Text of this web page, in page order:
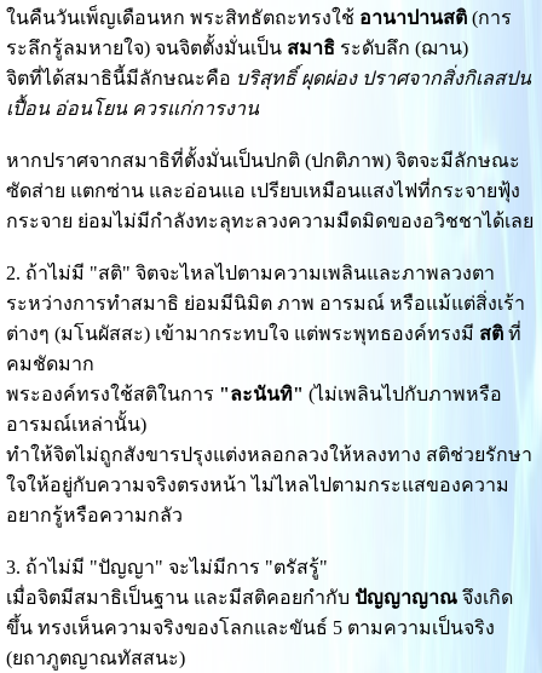
ในคืนวันเพ็ญเดือนหก พระสิทธัตถะทรงใช้ อานาปานสติ(การ
ระลึกรู้ลมหายใจ) จนจิตตั้งมั่นเป็น สมาธิระดับลึก (ฌาน)
จิตที่ได้สมาธินี้มีลักษณะคือ บริสุทธิ์ ผุดผ่อง ปราศจากสิ่งกิเลสปน
เปื้อน อ่อนโยน ควรแก่การงาน
หากปราศจากสมาธิที่ตั้งมั่นเป็นปกติ (ปกติภาพ) จิตจะมีลักษณะ
ซัดส่าย แตกซ่าน และอ่อนแอ เปรียบเหมือนแสงไฟที่กระจายฟุ้ง
กระจาย ย่อมไม่มีกำลังทะลุทะลวงความมืดมิดของอวิชชาได้เลย
2. ถ้าไม่มี "สติ" จิตจะไหลไปตามความเพลินและภาพลวงตา
ระหว่างการทำสมาธิ ย่อมมีนิมิต ภาพ อารมณ์ หรือแม้แต่สิ่งเร้า
ต่างๆ (มโนผัสสะ) เข้ามากระทบใจ แต่พระพุทธองค์ทรงมี สติที่
คมชัดมาก
พระองค์ทรงใช้สติในการ "ละนันทิ" (ไม่เพลินไปกับภาพหรือ
อารมณ์เหล่านั้น)
ทำให้จิตไม่ถูกสังขารปรุงแต่งหลอกลวงให้หลงทาง สติช่วยรักษา
ใจให้อยู่กับความจริงตรงหน้า ไม่ไหลไปตามกระแสของความ
อยากรู้หรือความกลัว
3. ถ้าไม่มี "ปัญญา" จะไม่มีการ "ตรัสรู้"
เมื่อจิตมีสมาธิเป็นฐาน และมีสติคอยกำกับ ปัญญาญาณจึงเกิด
ขึ้น ทรงเห็นความจริงของโลกและขันธ์ 5 ตามความเป็นจริง
(ยถาภูตญาณทัสสนะ)